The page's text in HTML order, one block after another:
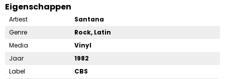
Eigenschappen
Artiest
Santana
Genre
Rock, Latin
Media
Vinyl
Jaar
1982
Label
CBS